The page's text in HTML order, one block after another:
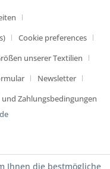
Cookie preferences
unserer Textilien
Newsletter
und Zahlungsbedingungen
Ihnen die bestmögliche